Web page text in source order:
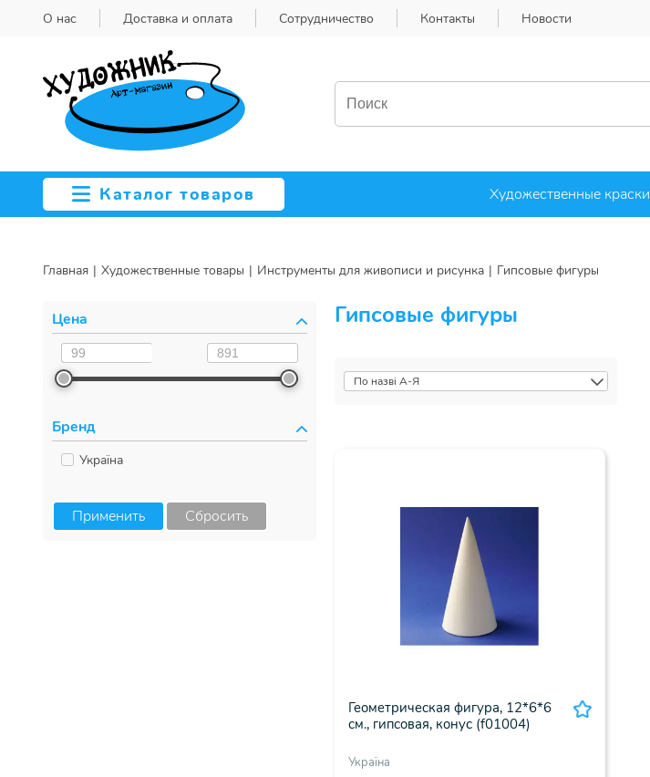
О нас Доставка и оплата Сотрудничество Контакты Новости
Каталог товаров Художественные краски
Главная Художественные товары Инструменты для живописи и рисунка Гипсовые фигуры
Цена
Бренд
Україна
Применить Сбросить
Гипсовые фигуры
По назві А-Я
По назві А-Я
Геометрическая фигура, 12*6*6
см., гипсовая, конус (f01004)
Україна